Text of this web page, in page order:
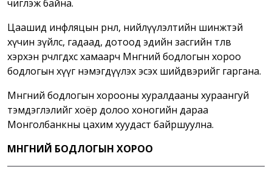
чиглэж байна.
Цаашид инфляцын өрнөл, нийлүүлэлтийн шинжтэй
хүчин зүйлс, гадаад, дотоод эдийн засгийн төлөв
хэрхэн өөрчлөгдөхөөс хамаарч Мөнгөний бодлогын хороо
бодлогын хүүг нэмэгдүүлэх эсэх шийдвэрийг гаргана.
Мөнгөний бодлогын хорооны хуралдааны хураангуй
тэмдэглэлийг хоёр долоо хоногийн дараа
Монголбанкны цахим хуудаст байршуулна.
МӨНГӨНИЙ БОДЛОГЫН ХОРОО